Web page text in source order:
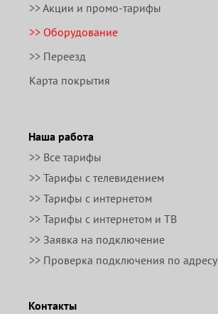
>> Акции и промо-тарифы
>> Оборудование
>> Переезд
Карта покрытия
Наша работа
>> Все тарифы
>> Тарифы с телевидением
>> Тарифы с интернетом
>> Тарифы с интернетом и ТВ
>> Заявка на подключение
>> Проверка подключения по адресу
Контакты